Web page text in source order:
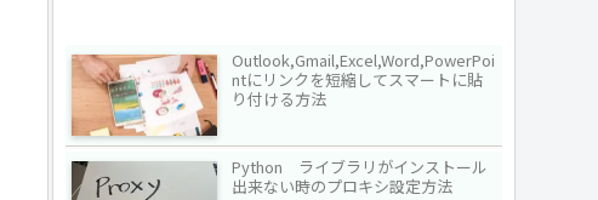
Outlook,Gmail,Excel,Word,PowerPoi
ntにリンクを短縮してスマートに貼
り付ける方法
Python ライブラリがインストール
出来ない時のプロキシ設定方法